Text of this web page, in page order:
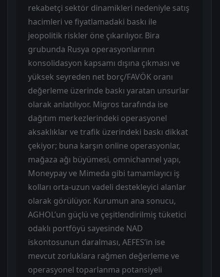
rekabetçi sektör dinamikleri nedeniyle satış
hacimleri ve fiyatlamadaki baskı ile
jeopolitik riskler öne çıkarılıyor. Bira
grubunda Rusya operasyonlarının
konsolidasyon kapsamı dışına çıkması ve
yüksek seyreden net borç/FAVÖK oranı
değerleme üzerinde baskı yaratan unsurlar
olarak anlatılıyor. Migros tarafında ise
dağıtım merkezlerindeki operasyonel
aksaklıklar ve trafik üzerindeki baskı dikkat
çekiyor; buna karşın online operasyonlar,
mağaza ağı büyümesi, omnichannel yapı,
Moneypay ve Mimeda gibi tamamlayıcı iş
kolları orta-uzun vadeli destekleyici alanlar
olarak görülüyor. Kurumun ana sonucu,
AGHOL’un güçlü ve çeşitlendirilmiş tüketici
odaklı portföyü sayesinde NAD
iskontosunun daralması, AEFES’in ise
mevcut zorluklara rağmen değerleme ve
operasyonel toparlanma potansiyeli